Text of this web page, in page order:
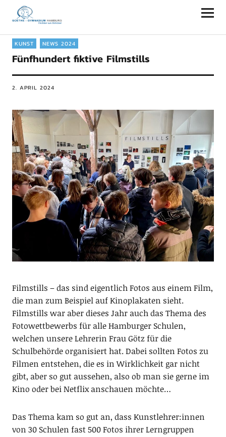
Goethe-Gymnasium Hamburg
KUNST NEWS 2024
Fünfhundert fiktive Filmstills
2. APRIL 2024
Filmstills – das sind eigentlich Fotos aus einem Film,
die man zum Beispiel auf Kinoplakaten sieht.
Filmstills war aber dieses Jahr auch das Thema des
Fotowettbewerbs für alle Hamburger Schulen,
welchen unsere Lehrerin Frau Götz für die
Schulbehörde organisiert hat. Dabei sollten Fotos zu
Filmen entstehen, die es in Wirklichkeit gar nicht
gibt, aber so gut aussehen, also ob man sie gerne im
Kino oder bei Netflix anschauen möchte…
Das Thema kam so gut an, dass Kunstlehrer:innen
von 30 Schulen fast 500 Fotos ihrer Lerngruppen